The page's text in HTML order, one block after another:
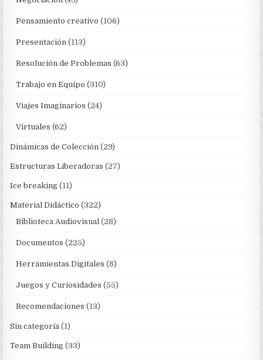
Pensamiento creativo (106)
Presentación (113)
Resolución de Problemas (63)
Trabajo en Equipo (310)
Viajes Imaginarios (24)
Virtuales (62)
Dinámicas de Colección (29)
Estructuras Liberadoras (27)
Ice breaking (11)
Material Didáctico (322)
Biblioteca Audiovisual (28)
Documentos (225)
Herramientas Digitales (8)
Juegos y Curiosidades (55)
Recomendaciones (13)
Sin categoría (1)
Team Building (33)